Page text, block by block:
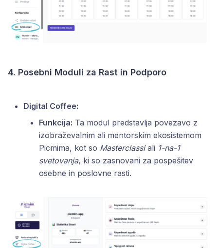
4. Posebni Moduli za Rast in Podporo
Digital Coffee:
Funkcija: Ta modul predstavlja povezavo z
izobraževalnim ali mentorskim ekosistemom
Picmima, kot so Masterclassiali 1-na-1
svetovanja, ki so zasnovani za pospešitev
osebne in poslovne rasti.